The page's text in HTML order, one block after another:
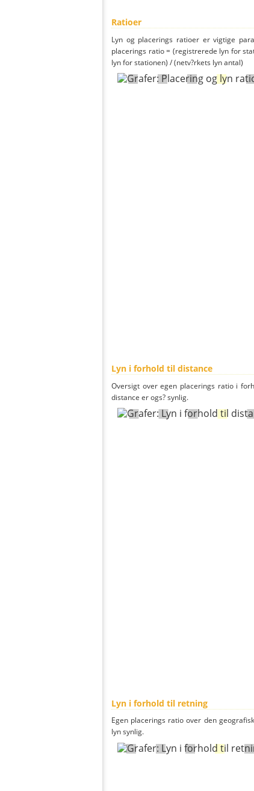
Ratioer
Lyn og placerings ratioer er vigtige
placerings ratio = (registrerede lyn for
lyn for stationen) / (netv?rkets lyn antal)
Lyn i forhold til distance
Oversigt over egen placerings ratio i
distance er ogs? synlig.
Lyn i forhold til retning
Egen placerings ratio over den
lyn synlig.